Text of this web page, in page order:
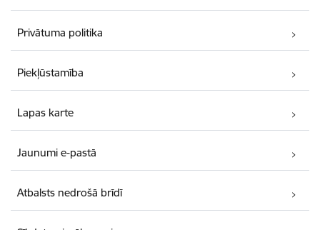
Privātuma politika
Piekļūstamība
Lapas karte
Jaunumi e-pastā
Atbalsts nedrošā brīdī